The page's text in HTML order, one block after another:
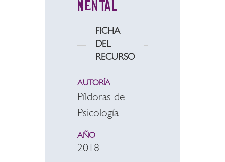
mental
FICHA
DEL
RECURSO
AUTORÍA
Píldoras de
Psicología
AÑO
2018